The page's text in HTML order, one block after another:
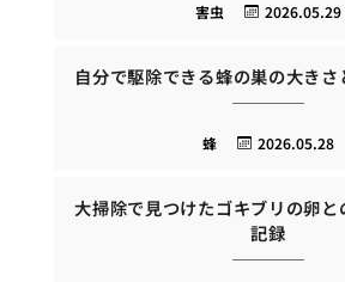
2026.05.29
害虫
自分で駆除できる蜂の巣の大き
2026.05.28
蜂
大掃除で見つけたゴキブリの卵
記録